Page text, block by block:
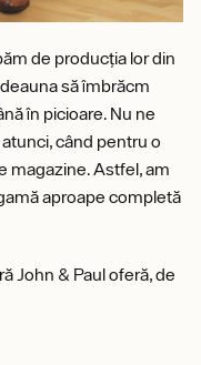
de producția lor din
să îmbrăcm
în picioare. Nu ne
când pentru o
magazine. Astfel, am
aproape completă
John & Paul oferă, de